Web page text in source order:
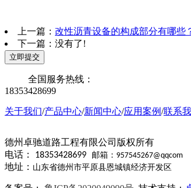
上一篇： 改性沥青设备的构成部分有哪些
下一篇：没有了!
立即提交
全国服务热线：
18353428699
关于我们/产品中心/新闻中心/应用案例/联系
德州卓驰道路工程有限公司版权所有
电话： 18353428699 邮箱： 957545267@qqcom
地址： 山东省德州市平原县恩城镇经济开发区